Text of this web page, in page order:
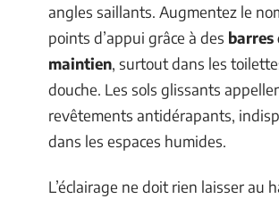
angles saillants. Augmentez le
points d’appui grâce à des barres
maintien, surtout dans les
douche. Les sols glissants
revêtements antidérapants,
dans les espaces humides.
L’éclairage ne doit rien laisser au